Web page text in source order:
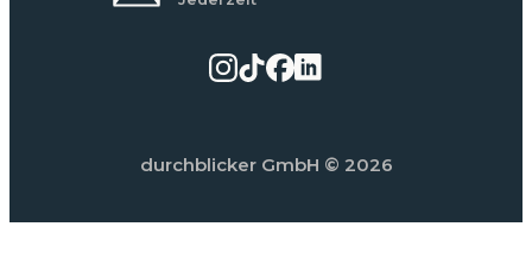
durchblicker GmbH © 2026